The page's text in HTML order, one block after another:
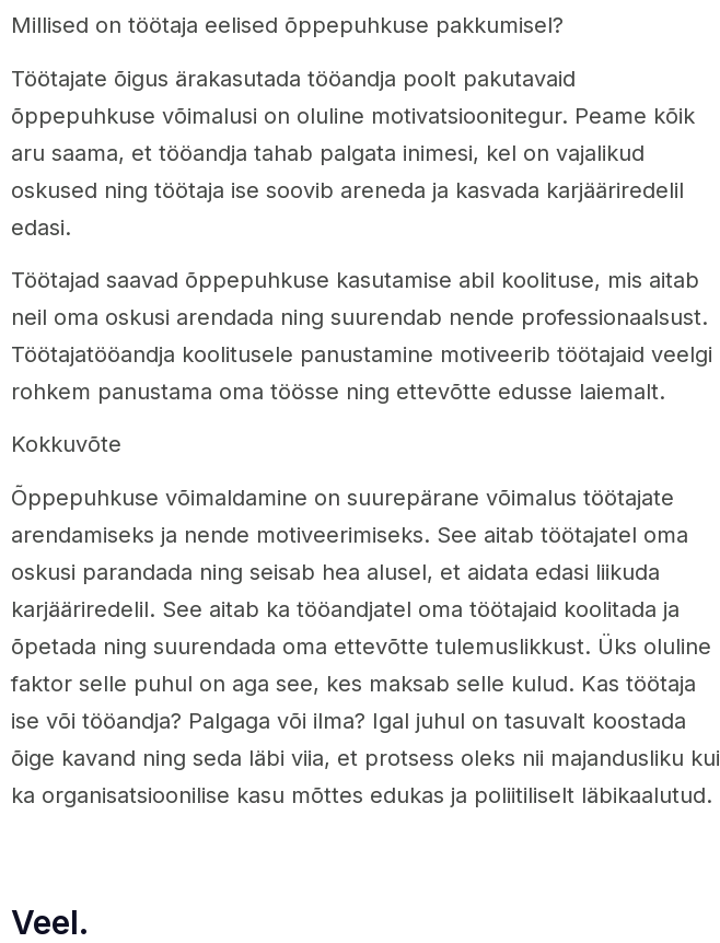
Millised on töötaja eelised õppepuhkuse pakkumisel?
Töötajate õigus ärakasutada tööandja poolt pakutavaid
õppepuhkuse võimalusi on oluline motivatsioonitegur. Peame kõik
aru saama, et tööandja tahab palgata inimesi, kel on vajalikud
oskused ning töötaja ise soovib areneda ja kasvada karjääriredelil
edasi.
Töötajad saavad õppepuhkuse kasutamise abil koolituse, mis aitab
neil oma oskusi arendada ning suurendab nende professionaalsust.
Töötajatööandja koolitusele panustamine motiveerib töötajaid veelgi
rohkem panustama oma töösse ning ettevõtte edusse laiemalt.
Kokkuvõte
Õppepuhkuse võimaldamine on suurepärane võimalus töötajate
arendamiseks ja nende motiveerimiseks. See aitab töötajatel oma
oskusi parandada ning seisab hea alusel, et aidata edasi liikuda
karjääriredelil. See aitab ka tööandjatel oma töötajaid koolitada ja
õpetada ning suurendada oma ettevõtte tulemuslikkust. Üks oluline
faktor selle puhul on aga see, kes maksab selle kulud. Kas töötaja
ise või tööandja? Palgaga või ilma? Igal juhul on tasuvalt koostada
õige kavand ning seda läbi viia, et protsess oleks nii majandusliku kui
ka organisatsioonilise kasu mõttes edukas ja poliitiliselt läbikaalutud.
Veel.